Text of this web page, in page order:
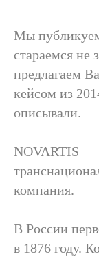
Мы
стараемся не
предлагаем
кейсом из
описывали.
NOVARTIS —
компания.
В России
в 1876 году.